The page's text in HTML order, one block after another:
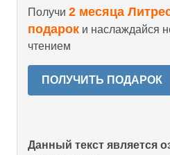
Получи 2 месяца
подарок и наслаждайся
чтением
ПОЛУЧИТЬ ПОДАРОК
Данный текст является